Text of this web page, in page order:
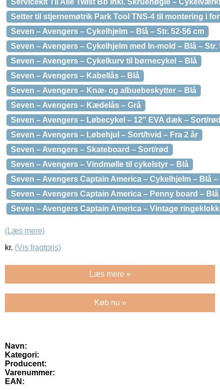
Servicekit Til Alle Twist Bb Inkl. Skruenøgle –
Setter til stjernemøtrik Park Tool TNS-4 til montering i
Seven – Avengers – Cykelhjelm – Blå – Str. 52-56 cm
Seven – Avengers – Cykelhjelm med In-mold – Blå – Str.
Seven – Avengers – Cykelkurv til børnecykel – Blå
Seven – Avengers – Kabellås – Blå
Seven – Avengers – Knæ- og albuebeskytter – Blå
Seven – Avengers – Kædelås – Grå
Seven – Avengers – Løbecykel – 12″ EVA dæk – Sort/
Seven – Avengers – Løbehjul – Sort/hvid – Fra 2 år
Seven – Avengers – Skateboard – Sort/rød
Seven – Avengers – Vindmølle til cykelstyr – Blå
Seven – Avengers Captain America – Cykelhjelm – Blå –
Seven – Avengers Captain America – Penny board – Blå
Seven – Avengers Captain America – Vintage
(Læs mere)
kr. (Vis fragtpris)
Læs mere »
Køb nu »
Navn:
Kategori:
Producent:
Varenummer:
EAN: